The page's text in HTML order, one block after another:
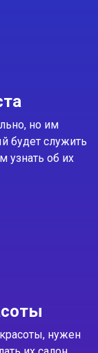
но им
будет служить
узнать об их
нужен